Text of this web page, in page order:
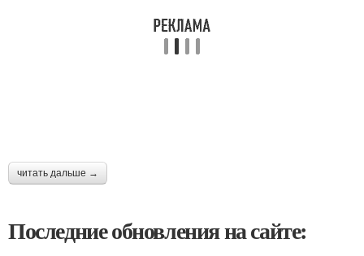
читать дальше →
Последние обновления на сайте: